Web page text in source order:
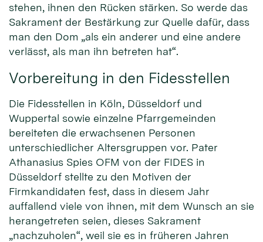
stehen, ihnen den Rücken stärken. So werde das
Sakrament der Bestärkung zur Quelle dafür, dass
man den Dom „als ein anderer und eine andere
verlässt, als man ihn betreten hat“.
Vorbereitung in den Fidesstellen
Die Fidesstellen in Köln, Düsseldorf und
Wuppertal sowie einzelne Pfarrgemeinden
bereiteten die erwachsenen Personen
unterschiedlicher Altersgruppen vor. Pater
Athanasius Spies OFM von der FIDES in
Düsseldorf stellte zu den Motiven der
Firmkandidaten fest, dass in diesem Jahr
auffallend viele von ihnen, mit dem Wunsch an sie
herangetreten seien, dieses Sakrament
„nachzuholen“, weil sie es in früheren Jahren